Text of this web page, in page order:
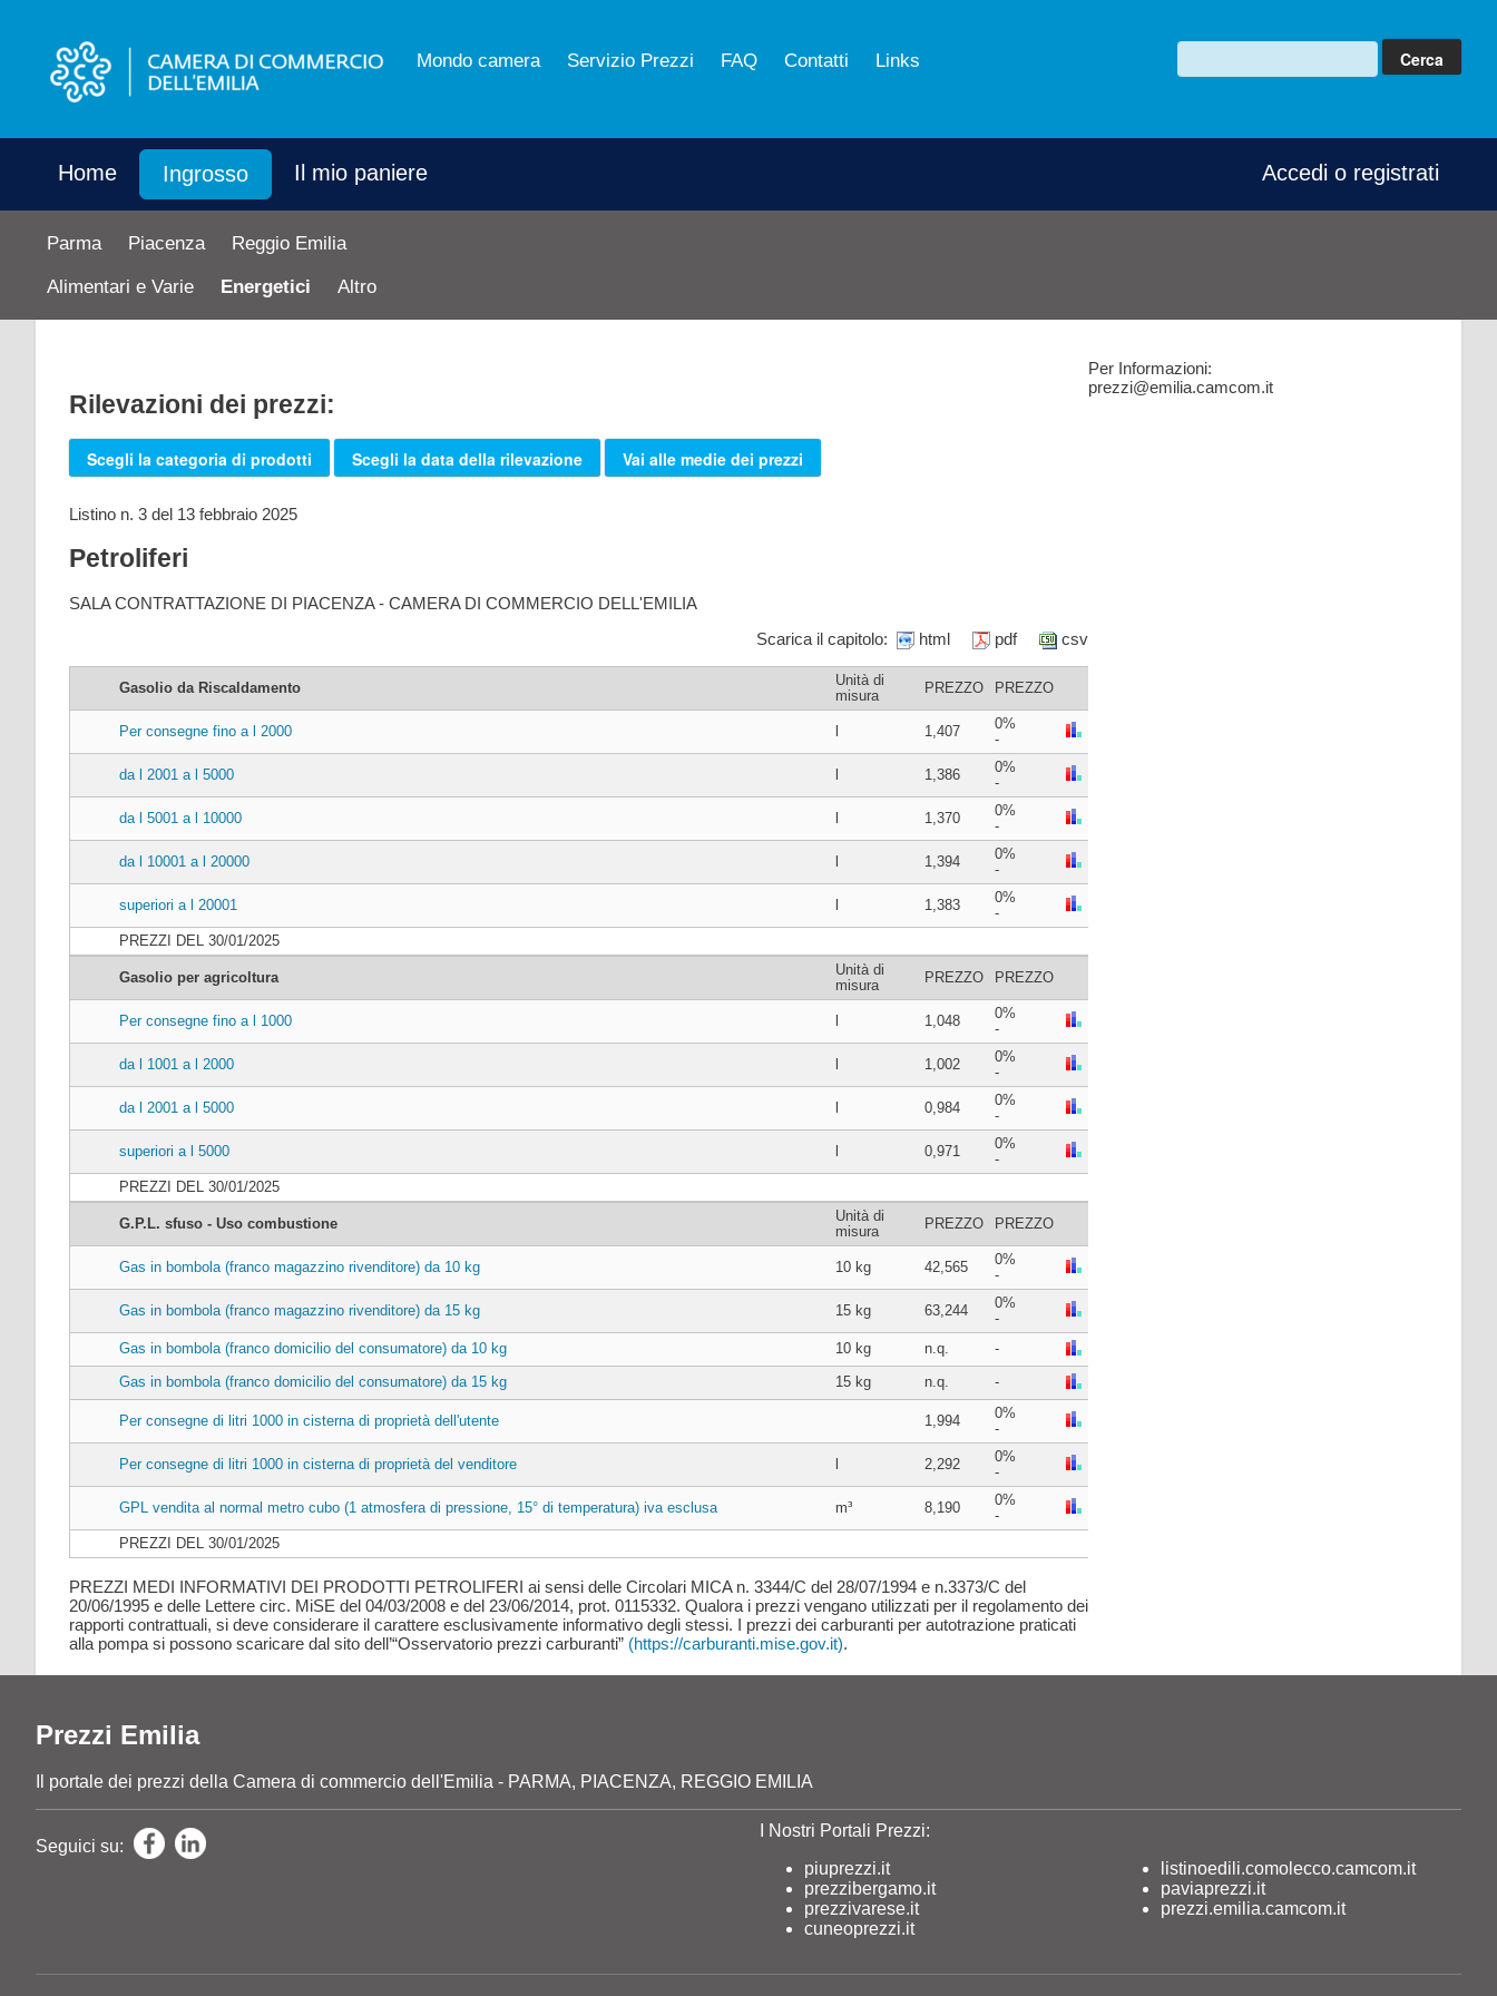
Mondo camera Servizio Prezzi FAQ Contatti Links
Home Ingrosso Il mio paniere Accedi o registrati
Parma Piacenza Reggio Emilia
Alimentari e Varie Energetici Altro
Rilevazioni dei prezzi:
Scegli la categoria di prodotti Scegli la data della rilevazione Vai alle medie dei prezzi
Listino n. 3 del 13 febbraio 2025
Petroliferi
SALA CONTRATTAZIONE DI PIACENZA - CAMERA DI COMMERCIO DELL'EMILIA
Scarica il capitolo:
html pdf csv
Gasolio da Riscaldamento
Unità di
misura
PREZZO PREZZO
Per consegne fino a l 2000 l 1,407
0%
-
da l 2001 a l 5000 l 1,386
0%
-
da l 5001 a l 10000 l 1,370
0%
-
da l 10001 a l 20000 l 1,394
0%
-
superiori a l 20001 l 1,383
0%
-
PREZZI DEL 30/01/2025
Gasolio per agricoltura
Unità di
misura
PREZZO PREZZO
Per consegne fino a l 1000 l 1,048
0%
-
da l 1001 a l 2000 l 1,002
0%
-
da l 2001 a l 5000 l 0,984
0%
-
superiori a l 5000 l 0,971
0%
-
PREZZI DEL 30/01/2025
G.P.L. sfuso - Uso combustione
Unità di
misura
PREZZO PREZZO
Gas in bombola (franco magazzino rivenditore) da 10 kg 10 kg 42,565
0%
-
Gas in bombola (franco magazzino rivenditore) da 15 kg 15 kg 63,244
0%
-
Gas in bombola (franco domicilio del consumatore) da 10 kg
10 kg n.q.
-
Gas in bombola (franco domicilio del consumatore) da 15 kg
15 kg n.q. -
Per consegne di litri 1000 in cisterna di proprietà dell'utente 1,994
0%
-
Per consegne di litri 1000 in cisterna di proprietà del venditore l 2,292
0%
-
GPL vendita al normal metro cubo (1 atmosfera di pressione, 15° di temperatura) iva esclusa m³ 8,190
0%
-
PREZZI DEL 30/01/2025
PREZZI MEDI INFORMATIVI DEI PRODOTTI PETROLIFERI ai sensi delle Circolari MICA n. 3344/C del 28/07/1994 e n.3373/C del
20/06/1995 e delle Lettere circ. MiSE del 04/03/2008 e del 23/06/2014, prot. 0115332. Qualora i prezzi vengano utilizzati per il regolamento dei
rapporti contrattuali, si deve considerare il carattere esclusivamente informativo degli stessi. I prezzi dei carburanti per autotrazione praticati
alla pompa si possono scaricare dal sito dell’“Osservatorio prezzi carburanti” (https://carburanti.mise.gov.it).
Per Informazioni:
prezzi@emilia.camcom.it
Prezzi Emilia
Il portale dei prezzi della Camera di commercio dell'Emilia - PARMA, PIACENZA, REGGIO EMILIA
Seguici su:
I Nostri Portali Prezzi:
piuprezzi.it
prezzibergamo.it
prezzivarese.it
cuneoprezzi.it
listinoedili.comolecco.camcom.it
paviaprezzi.it
prezzi.emilia.camcom.it